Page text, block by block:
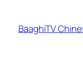
content
BaaghiTV